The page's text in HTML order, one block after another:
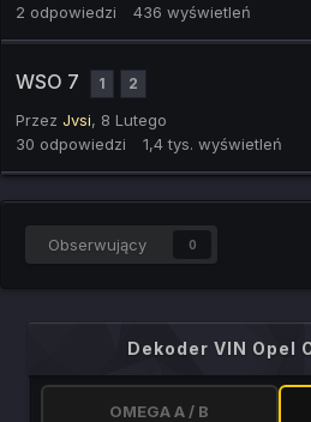
2 odpowiedzi 436 wyświetleń
WSO 7 1 2
Przez Jvsi, 8 Lutego
30 odpowiedzi 1,4 tys. wyświetleń
Obserwujący 0
Dekoder VIN Opel
OMEGA A / B